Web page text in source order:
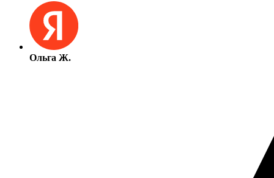
Ольга Ж.